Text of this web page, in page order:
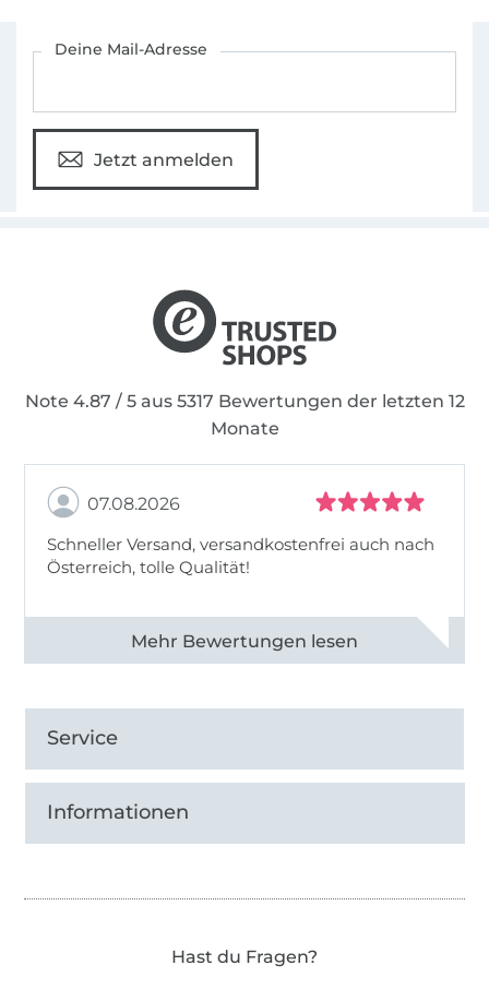
Deine Mail-Adresse
Jetzt anmelden
Note 4.87 / 5 aus 5317 Bewertungen der letzten 12
Monate
07.08.2026
Schneller Versand, versandkostenfrei auch nach
Österreich, tolle Qualität!
Alle 82990 Bewertungen ansehen
Service
Informationen
Hast du Fragen?